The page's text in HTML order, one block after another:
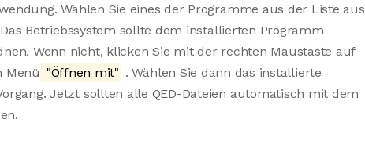
Wählen Sie eines der Programme aus der Liste aus
Betriebssystem sollte dem installierten Programm
Wenn nicht, klicken Sie mit der rechten Maustaste auf
Menü "Öffnen mit" . Wählen Sie dann das installierte
Jetzt sollten alle QED-Dateien automatisch mit dem